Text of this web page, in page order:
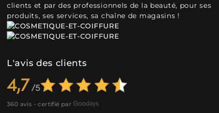
clients et par des professionnels de la beauté, pour ses
produits, ses services, sa chaîne de magasins !
L'avis des clients
4,7
360 avis - certifié par